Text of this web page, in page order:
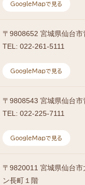
GoogleMapで見る
〒 9808652 宮城県仙台
TEL: 022-261-5111
GoogleMapで見る
〒 9808543 宮城県仙台
TEL: 022-225-7111
GoogleMapで見る
〒 9820011 宮城県仙台
ン長町１階